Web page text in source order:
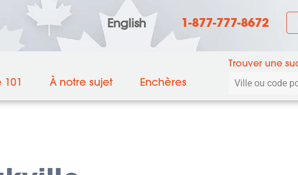
English 1-877-777-8672
À notre sujet Enchères
Trouver une
Rechercher